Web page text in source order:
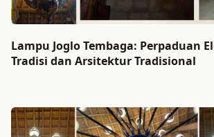
Lampu Joglo Tembaga: Perpaduan
Tradisi dan Arsitektur Tradisional